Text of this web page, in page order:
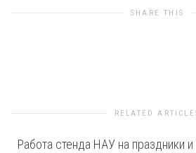
SHARE THIS
RELATED
Работа стенда НАУ на праздники